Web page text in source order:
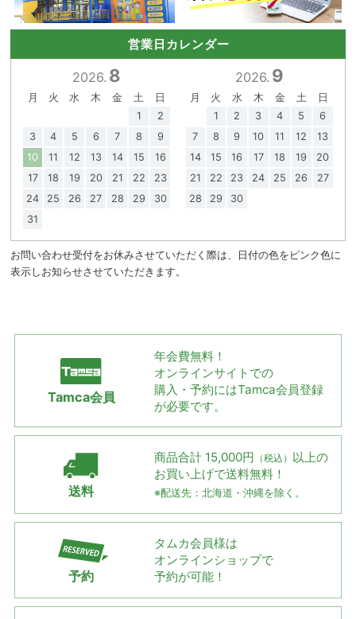
営業日カレンダー
2026. 8
月 火 水 木 金 土
日
1
2
3
4 5 6 7 8
9
10
11 12 13 14 15
16
17
18 19 20 21 22
23
24
25 26 27 28 29
30
31
2026. 9
月 火 水 木 金 土
日
1
2 3 4 5
6
7
8 9 10 11 12
13
14
15 16 17 18 19
20
21
22 23 24 25 26
27
28
29 30
お問い合わせ受付をお休みさせていただく際は、日付の色をピンク色に
表示しお知らせさせていただきます。
Tamca会員
年会費無料！
オンラインサイトでの
購入・予約にはTamca会員登録
が必要です。
送料
商品合計 15,000円 （税込） 以上の
お買い上げで送料無料！
※配送先：北海道・沖縄を除く。
予約
タムカ会員様は
オンラインショップで
予約が可能！